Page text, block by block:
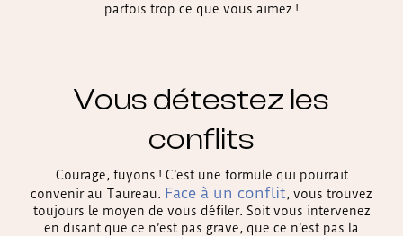
parfois trop ce que vous aimez !
Vous détestez les
conflits
Courage, fuyons ! C’est une formule qui pourrait
convenir au Taureau. Face à un conflit, vous trouvez
toujours le moyen de vous défiler. Soit vous intervenez
en disant que ce n’est pas grave, que ce n’est pas la